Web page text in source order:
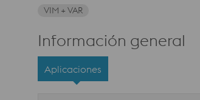
VIM + VAR
Información general
Aplicaciones